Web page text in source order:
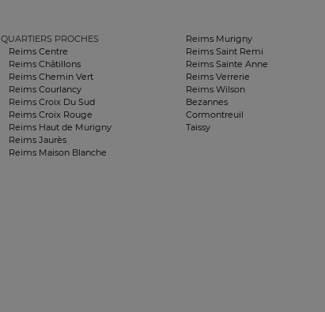
QUARTIERS PROCHES
Reims Centre
Reims Châtillons
Reims Chemin Vert
Reims Courlancy
Reims Croix Du Sud
Reims Croix Rouge
Reims Haut de Murigny
Reims Jaurès
Reims Maison Blanche
Reims Murigny
Reims Saint Remi
Reims Sainte Anne
Reims Verrerie
Reims Wilson
Bezannes
Cormontreuil
Taissy